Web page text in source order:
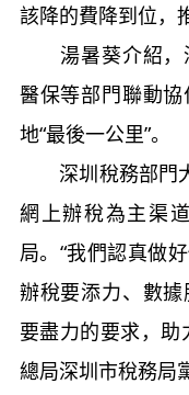
該降的費降到位，
湯暑葵介紹，深
醫保等部門聯動
地“最後一公里”。
深圳稅務部門大
網上辦稅為主渠
局。“我們認真做
辦稅要添力、數
要盡力的要求，助
總局深圳市稅務局